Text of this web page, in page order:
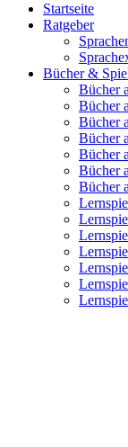
Startseite
Ratgeber
Bücher &
Bücher
Bücher
Bücher
Bücher
Bücher
Bücher
Bücher